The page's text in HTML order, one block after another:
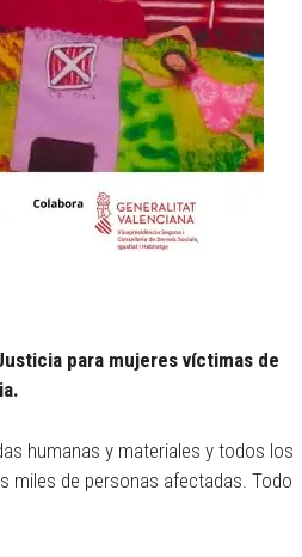
para mujeres víctimas de
humanas y materiales y todos los
miles de personas afectadas. Todo